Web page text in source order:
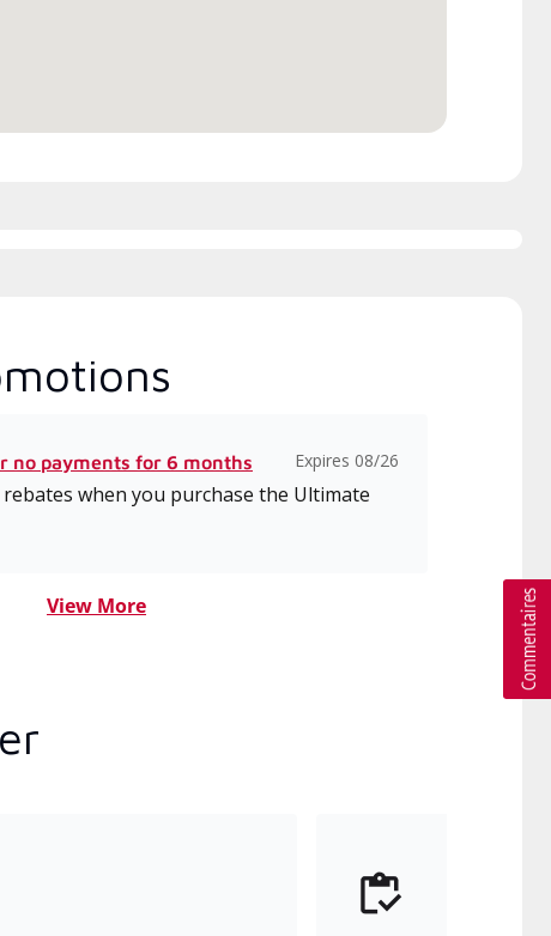
no payments for 6 months Expires 08/26
rebates when you purchase the Ultimate
View More